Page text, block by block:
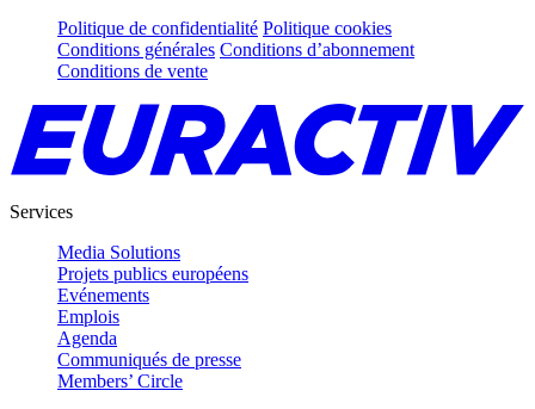
Politique de confidentialité Politique cookies
Conditions générales Conditions d’abonnement
Conditions de vente
Services
Media Solutions
Projets publics européens
Evénements
Emplois
Agenda
Communiqués de presse
Members’ Circle